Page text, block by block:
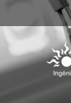
Aller
la
TIRIA